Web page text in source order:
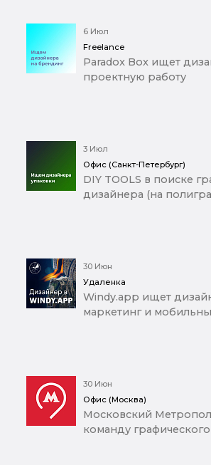
6 Июл
Freelance
Paradox Box ищет
проектную работу
3 Июл
Офис (Санкт-Петербург)
DIY TOOLS в поиске
дизайнера (на
30 Июн
Удаленка
Windy.app ищет
маркетинг и
30 Июн
Офис (Москва)
Московский
команду